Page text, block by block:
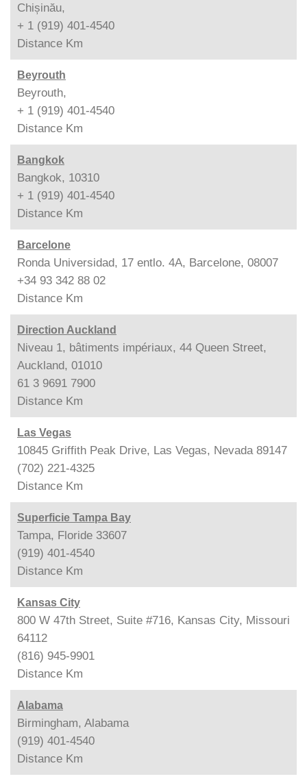
Chișinău,
+ 1 (919) 401-4540
Distance Km
Beyrouth
Beyrouth,
+ 1 (919) 401-4540
Distance Km
Bangkok
Bangkok, 10310
+ 1 (919) 401-4540
Distance Km
Barcelone
Ronda Universidad, 17 entlo. 4A, Barcelone, 08007
+34 93 342 88 02
Distance Km
Direction Auckland
Niveau 1, bâtiments impériaux, 44 Queen Street,
Auckland, 01010
61 3 9691 7900
Distance Km
Las Vegas
10845 Griffith Peak Drive, Las Vegas, Nevada 89147
(702) 221-4325
Distance Km
Superficie Tampa Bay
Tampa, Floride 33607
(919) 401-4540
Distance Km
Kansas City
800 W 47th Street, Suite #716, Kansas City, Missouri
64112
(816) 945-9901
Distance Km
Alabama
Birmingham, Alabama
(919) 401-4540
Distance Km